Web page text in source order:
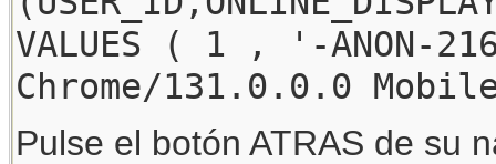
VALUES ( 1 , '-
Chrome/131.0.0.0
Pulse el botón ATRAS de su